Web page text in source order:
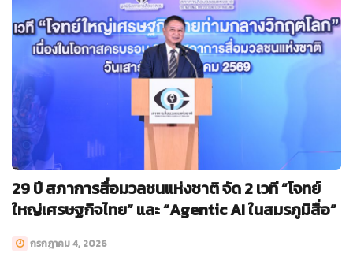
29 ปี สภาการสื่อมวลชนแห่งชาติ จัด 2 เวที “โจทย์
ใหญ่เศรษฐกิจไทย” และ “Agentic AI ในสมรภูมิสื่อ”
กรกฎาคม 4, 2026